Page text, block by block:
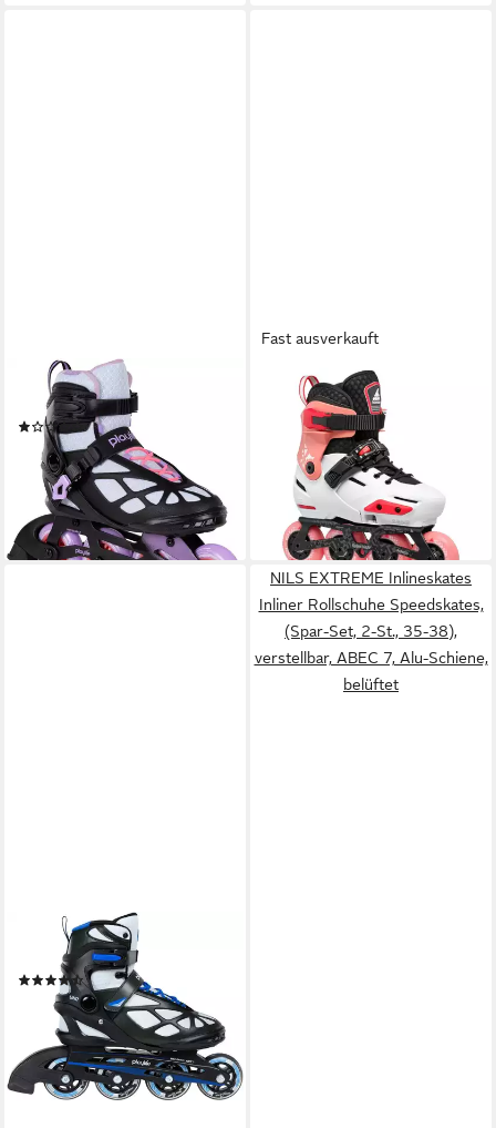
PLAYLIFE
Inlineskates Playlife Lancer
(1)
102,99 € UVP119,99 €
-14%
lieferbar - in 6-8 Werktagen bei dir
Fast ausverkauft
ROLLERBLADE
Inlineskates Apex (Rollen:
76mm(235), 72mm(210),
68mm(185), Kugellager: SG7)
131,95 €
lieferbar - in 2-3 Werktagen bei dir
PLAYLIFE
Inlineskates Uno Black 80
(6)
ab 79,99 € UVP99,99 €
lieferbar - in 6-8 Werktagen bei dir
NILS EXTREME Inlineskates
Inliner Rollschuhe Speedskates,
(Spar-Set, 2-St., 35-38),
verstellbar, ABEC 7, Alu-Schiene,
belüftet